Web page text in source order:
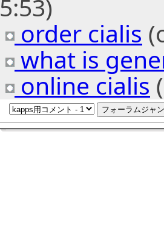
5:53)
order cialis
what is
online cialis